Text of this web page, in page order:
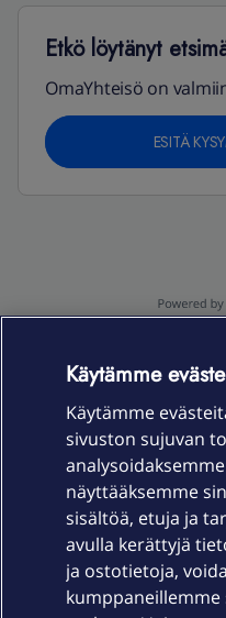
Etkö löytänyt
OmaYhteisö on
ESITÄ
Laitteet & liittymät
Palvelut
Käytämme
Käytämme
sivuston sujuvan
näyttääksemme
sisältöä, etuja ja
avulla kerättyjä
ja ostotietoja,